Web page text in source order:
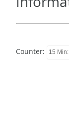
Counter: 15